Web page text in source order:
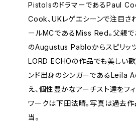
PistolsのドラマーであるPaul
Cook、UKレゲエシーンで注目さ
ールMCであるMiss Red。父親で
のAugustus Pabloからスピリッ
LORD ECHOの作品でも美しい
ンド出身のシンガーであるLeila
え、個性豊かなアーチスト達をフ
ワークは下田法晴。写真は過去
当。